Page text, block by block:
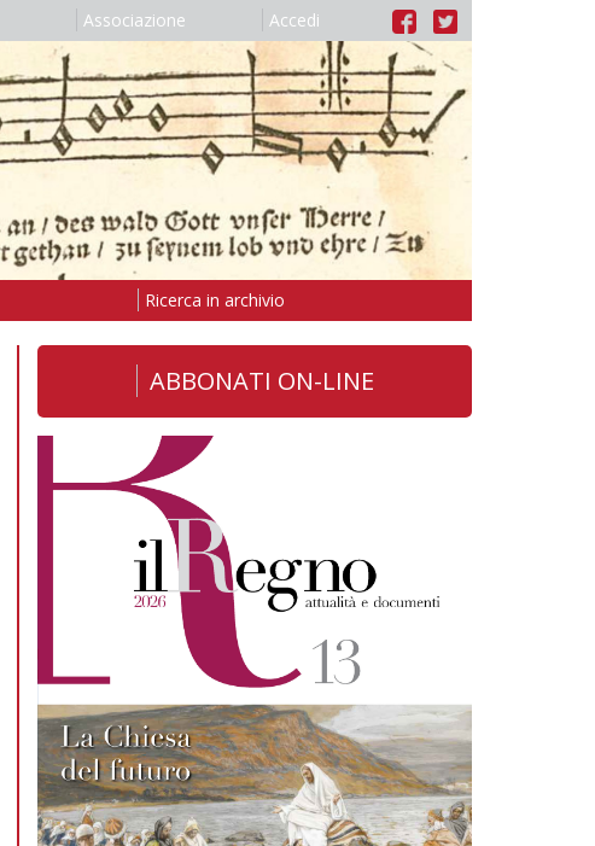
Associazione Accedi
Ricerca in archivio
ABBONATI ON-LINE